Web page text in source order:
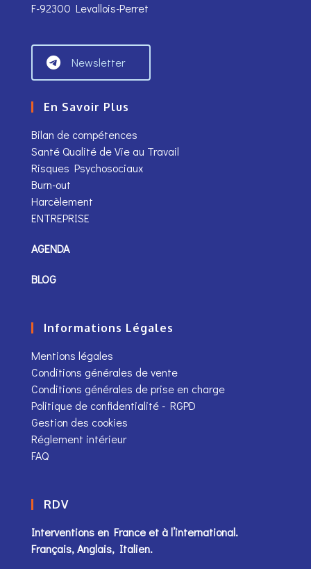
F-92300 Levallois-Perret
Newsletter
En Savoir Plus
Bilan de compétences
Santé Qualité de Vie au Travail
Risques Psychosociaux
Burn-out
Harcèlement
ENTREPRISE
AGENDA
BLOG
Informations Légales
Mentions légales
Conditions générales de vente
Conditions générales de prise en charge
Politique de confidentialité - RGPD
Gestion des cookies
Réglement intérieur
FAQ
RDV
Interventions en France et à l’international.
Français, Anglais, Italien.